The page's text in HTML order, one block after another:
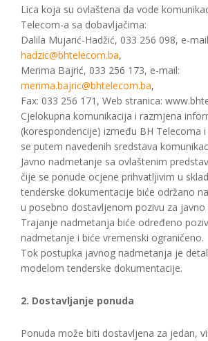
Lica koja su ovlaštena da vode
Telecom-a sa dobavljačima:
Dalila Mujarić-Hadžić, 033 256 098, e-
hadzic@bhtelecom.ba,
Merima Bajrić, 033 256 173, e-mail:
merima.bajric@bhtelecom.ba,
Fax: 033 256 171, Web stranica:
Cjelokupna komunikacija i razmjena
(korespondencije) između BH Telecoma
se putem navedenih sredstava
Javno nadmetanje sa ovlaštenim
čije se ponude ocjene prihvatljivim u
tenderske dokumentacije biće održano
u posebno dostavljenom pozivu za javno
Trajanje nadmetanja biće određeno
nadmetanje i biće vremenski ograničeno.
Tok postupka javnog nadmetanja je
modelom tenderske dokumentacije.
2. Dostavljanje ponuda
Ponuda može biti dostavljena za jedan,